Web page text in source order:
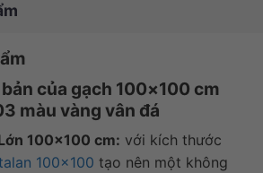
của gạch 100×100 cm
màu vàng vân đá
100×100 cm: với kích thước
100×100 tạo nên một không